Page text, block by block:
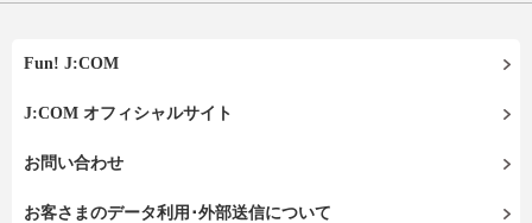
Fun! J:COM
J:COM オフィシャルサイト
お問い合わせ
お客さまのデータ利用･外部送信について